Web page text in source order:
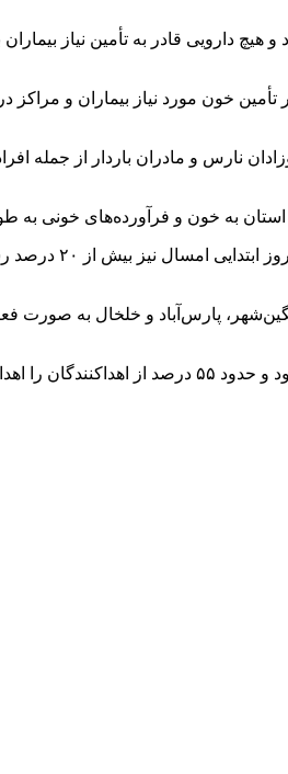
دارویی قادر به تأمین نیاز
خون مورد نیاز بیماران و مراکز
نارس و مادران باردار از جمله
به خون و فرآورده‌های خونی به
معاون فنی اداره‌کل انتقال خون استان اردبیل
پارس‌آباد و خلخال به صورت
وی در پایان افزود: سالانه نزدیک به ۴۰ هزار واحد خون در استان اردبیل اهدا می‌شود که از آن بیش از ۱۰۰